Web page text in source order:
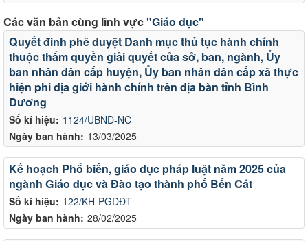
Các văn bản cùng lĩnh vực"Giáo dục"
Số kí hiệu: 1124/UBND-NC
Ngày ban hành: 13/03/2025
Quyết đinh phê duyệt Danh mục thủ tục hành chính
thuộc thẩm quyền giải quyết của sở, ban, ngành, Ủy
ban nhân dân cấp huyện, Ủy ban nhân dân cấp xã thực
hiện phi địa giới hành chính trên địa bàn tỉnh Bình
Dương
Số kí hiệu: 122/KH-PGDĐT
Ngày ban hành: 28/02/2025
Kế hoạch Phổ biến, giáo dục pháp luật năm 2025 của
ngành Giáo dục và Đào tạo thành phố Bến Cát